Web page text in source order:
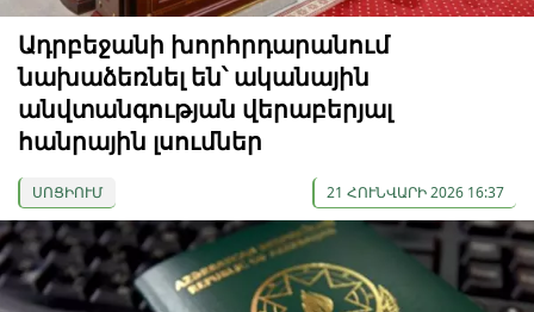
Ադրբեջանի խորհրդարանում
նախաձեռնել են՝ ականային
անվտանգության վերաբերյալ
հանրային լսումներ
ՍՈՑԻՈՒՄ 21 ՀՈՒՆՎԱՐԻ 2026 16:37